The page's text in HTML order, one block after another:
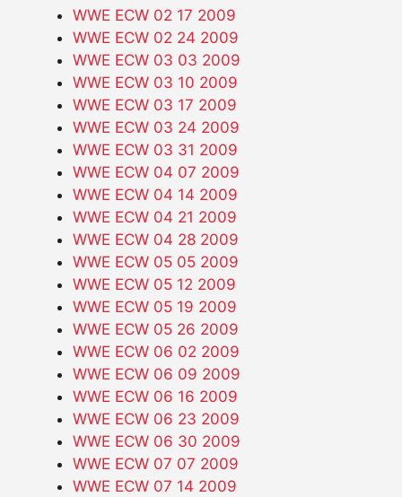
WWE ECW 02 17 2009
WWE ECW 02 24 2009
WWE ECW 03 03 2009
WWE ECW 03 10 2009
WWE ECW 03 17 2009
WWE ECW 03 24 2009
WWE ECW 03 31 2009
WWE ECW 04 07 2009
WWE ECW 04 14 2009
WWE ECW 04 21 2009
WWE ECW 04 28 2009
WWE ECW 05 05 2009
WWE ECW 05 12 2009
WWE ECW 05 19 2009
WWE ECW 05 26 2009
WWE ECW 06 02 2009
WWE ECW 06 09 2009
WWE ECW 06 16 2009
WWE ECW 06 23 2009
WWE ECW 06 30 2009
WWE ECW 07 07 2009
WWE ECW 07 14 2009